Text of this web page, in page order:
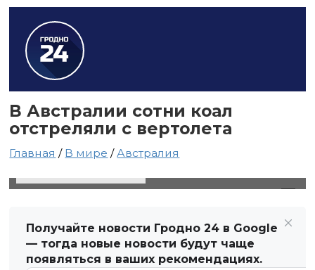
В Австралии сотни коал
отстреляли с вертолета
Главная / В мире /Австралия
Получайте новости Гродно 24 в Google
— тогда новые новости будут чаще
появляться в ваших рекомендациях.